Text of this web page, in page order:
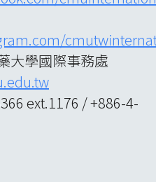
大學國際事務處
ext.1176 / +886-4-